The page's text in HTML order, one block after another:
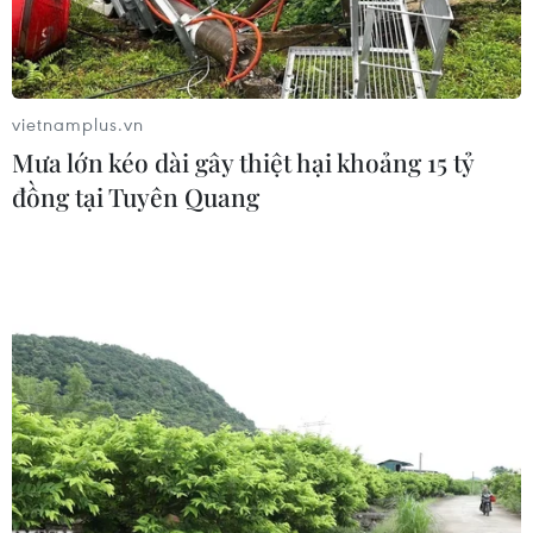
Một cơ sở lọc dầu tại Baiji, Iraq. (Ảnh: AFP/TTXVN)
Giá dầu thế giới khép lại tuần thứ ba tăng liên
tiếp với sự khởi sắc trong phiên 24/9, khi tình
trạng gián đoạn nguồn cung trên toàn cầu đang
buộc nhiều công ty năng lượng phải “xả” một
vietnamplus.vn
Mưa lớn kéo dài gây thiệt hại khoảng 15 tỷ
đồng tại Tuyên Quang